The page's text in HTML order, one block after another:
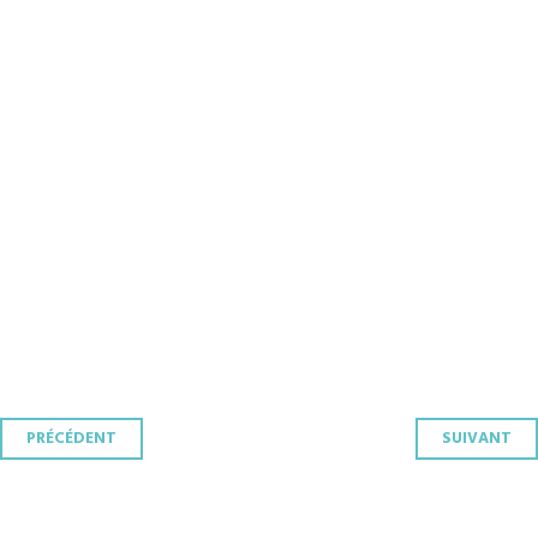
Navigation
PRÉCÉDENT SUIVANT